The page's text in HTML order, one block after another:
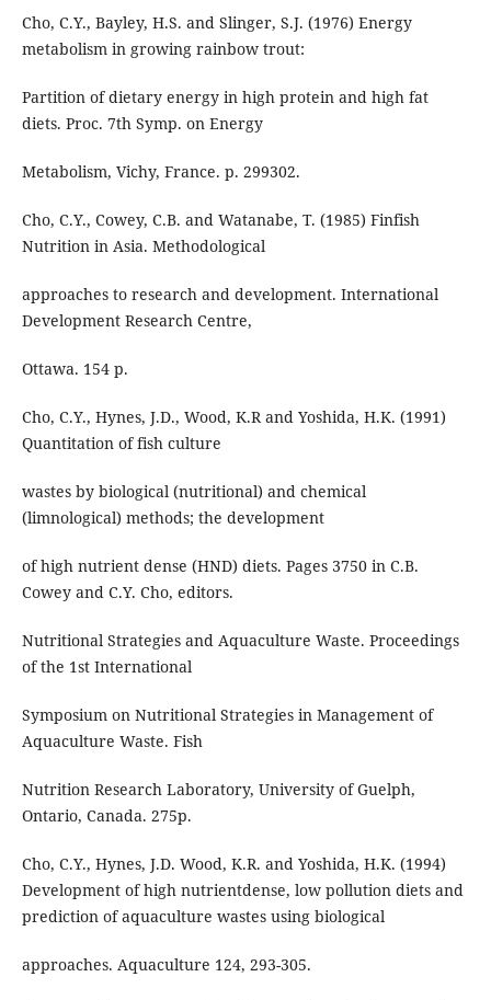
Cho, C.Y., Bayley, H.S. and Slinger, S.J. (1976) Energy
metabolism in growing rainbow trout:
Partition of dietary energy in high protein and high fat
diets. Proc. 7th Symp. on Energy
Metabolism, Vichy, France. p. 299302.
Cho, C.Y., Cowey, C.B. and Watanabe, T. (1985) Finfish
Nutrition in Asia. Methodological
approaches to research and development. International
Development Research Centre,
Ottawa. 154 p.
Cho, C.Y., Hynes, J.D., Wood, K.R and Yoshida, H.K. (1991)
Quantitation of fish culture
wastes by biological (nutritional) and chemical
(limnological) methods; the development
of high nutrient dense (HND) diets. Pages 3750 in C.B.
Cowey and C.Y. Cho, editors.
Nutritional Strategies and Aquaculture Waste. Proceedings
of the 1st International
Symposium on Nutritional Strategies in Management of
Aquaculture Waste. Fish
Nutrition Research Laboratory, University of Guelph,
Ontario, Canada. 275p.
Cho, C.Y., Hynes, J.D. Wood, K.R. and Yoshida, H.K. (1994)
Development of high nutrientdense, low pollution diets and
prediction of aquaculture wastes using biological
approaches. Aquaculture 124, 293-305.